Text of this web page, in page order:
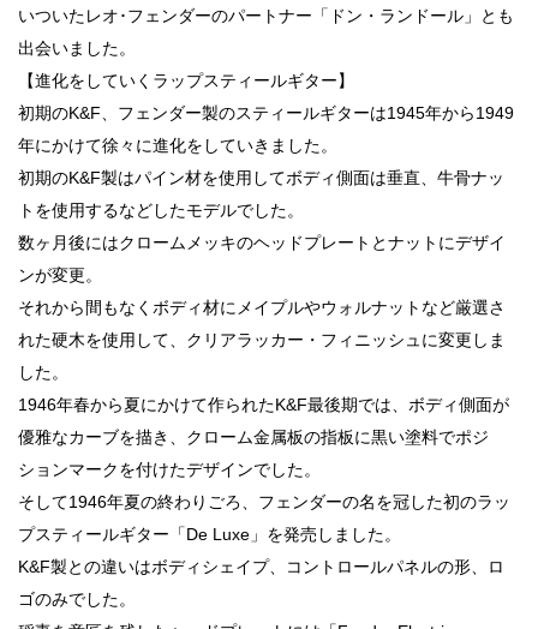
いついたレオ･フェンダーのパートナー「ドン・ランドール」とも
出会いました。
【進化をしていくラップスティールギター】
初期のK&F、フェンダー製のスティールギターは1945年から1949
年にかけて徐々に進化をしていきました。
初期のK&F製はパイン材を使用してボディ側面は垂直、牛骨ナッ
トを使用するなどしたモデルでした。
数ヶ月後にはクロームメッキのヘッドプレートとナットにデザイ
ンが変更。
それから間もなくボディ材にメイプルやウォルナットなど厳選さ
れた硬木を使用して、クリアラッカー・フィニッシュに変更しま
した。
1946年春から夏にかけて作られたK&F最後期では、ボディ側面が
優雅なカーブを描き、クローム金属板の指板に黒い塗料でポジ
ションマークを付けたデザインでした。
そして1946年夏の終わりごろ、フェンダーの名を冠した初のラッ
プスティールギター「De Luxe」を発売しました。
K&F製との違いはボディシェイプ、コントロールパネルの形、ロ
ゴのみでした。